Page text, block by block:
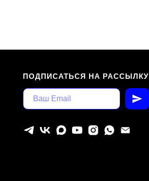
ПОДПИСАТЬСЯ НА РАССЫЛКУ